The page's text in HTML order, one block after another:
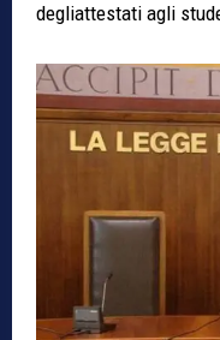
degliattestati agli